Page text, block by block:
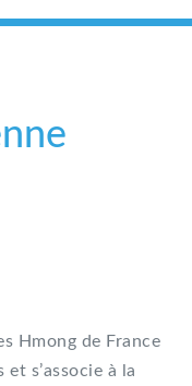
Hmong de France
s’associe à la